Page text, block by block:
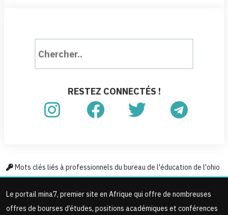
RESTEZ CONNECTÉS !
Mots clés liés à professionnels du bureau de l'éducation de l'ohio
Le portail mina7, premier site en Afrique qui offre de nombreuses
offres de bourses d’études, positions académiques et conférences